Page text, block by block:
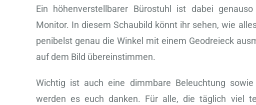
Ein höhenverstellbarer Bürostuhl ist dabei
Monitor. In diesem Schaubild könnt ihr sehen, wie
penibelst genau die Winkel mit einem Geodreieck
auf dem Bild übereinstimmen.
Wichtig ist auch eine dimmbare Beleuchtung
werden es euch danken. Für alle, die täglich viel